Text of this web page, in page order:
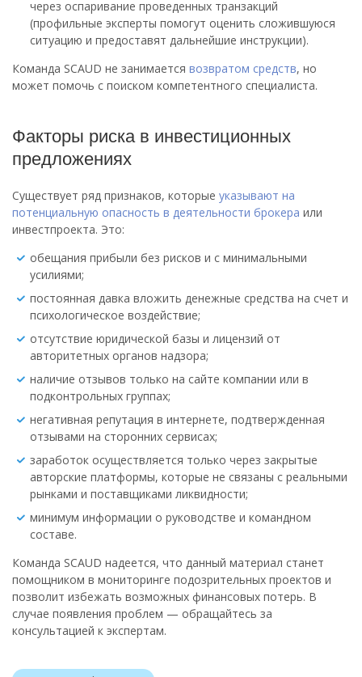
через оспаривание проведенных транзакций
(профильные эксперты помогут оценить сложившуюся
ситуацию и предоставят дальнейшие инструкции).
Команда SCAUD не занимается возвратом средств, но
может помочь с поиском компетентного специалиста.
Факторы риска в инвестиционных
предложениях
Существует ряд признаков, которые указывают на
потенциальную опасность в деятельности брокера или
инвестпроекта. Это:
обещания прибыли без рисков и с минимальными
усилиями;
постоянная давка вложить денежные средства на счет и
психологическое воздействие;
отсутствие юридической базы и лицензий от
авторитетных органов надзора;
наличие отзывов только на сайте компании или в
подконтрольных группах;
негативная репутация в интернете, подтвержденная
отзывами на сторонних сервисах;
заработок осуществляется только через закрытые
авторские платформы, которые не связаны с реальными
рынками и поставщиками ликвидности;
минимум информации о руководстве и командном
составе.
Команда SCAUD надеется, что данный материал станет
помощником в мониторинге подозрительных проектов и
позволит избежать возможных финансовых потерь. В
случае появления проблем — обращайтесь за
консультацией к экспертам.